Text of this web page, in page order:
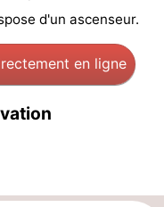
d'un ascenseur.
en ligne